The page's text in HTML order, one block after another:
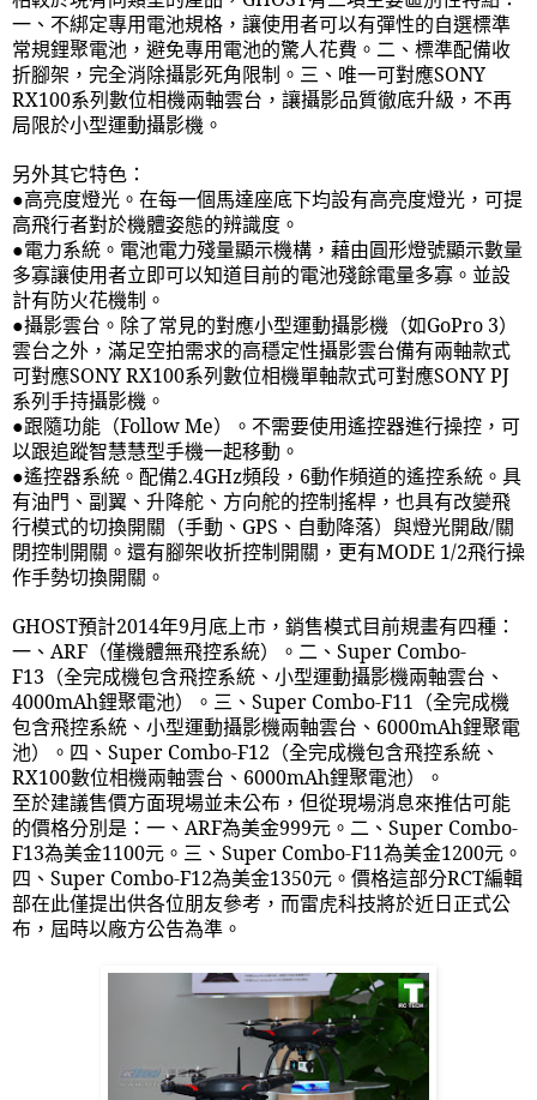
一、不綁定專用電池規格，讓使用者可以有彈性的自選標準
常規鋰聚電池，避免專用電池的驚人花費。二、標準配備收
折腳架，完全消除攝影死角限制。三、唯一可對應SONY
RX100系列數位相機兩軸雲台，讓攝影品質徹底升級，不再
局限於小型運動攝影機。
另外其它特色：
●高亮度燈光。在每一個馬達座底下均設有高亮度燈光，可提
高飛行者對於機體姿態的辨識度。
●電力系統。電池電力殘量顯示機構，藉由圓形燈號顯示數量
多寡讓使用者立即可以知道目前的電池殘餘電量多寡。並設
計有防火花機制。
●攝影雲台。除了常見的對應小型運動攝影機（如GoPro 3）
雲台之外，滿足空拍需求的高穩定性攝影雲台備有兩軸款式
可對應SONY RX100系列數位相機單軸款式可對應SONY PJ
系列手持攝影機。
●跟隨功能（Follow Me）。不需要使用遙控器進行操控，可
以跟追蹤智慧慧型手機一起移動。
●遙控器系統。配備2.4GHz頻段， 6動作頻道的遙控系統。具
有油門、副翼、升降舵、方向舵的控制搖桿，也具有改變飛
行模式的切換開關（手動、 GPS 、自動降落）與燈光開啟/關
閉控制開關。還有腳架收折控制開關，更有MODE 1/2飛行操
作手勢切換開關。
GHOST預計2014年9月底上市，銷售模式目前規畫有四種：
一、 ARF （僅機體無飛控系統）。二、 Super Combo-
F13 （全完成機包含飛控系統、小型運動攝影機兩軸雲台、
4000mAh鋰聚電池）。三、 Super Combo-F11 （全完成機
包含飛控系統、小型運動攝影機兩軸雲台、 6000mAh鋰聚電
池）。四、 Super Combo-F12 （全完成機包含飛控系統、
RX100數位相機兩軸雲台、 6000mAh鋰聚電池）。
至於建議售價方面現場並未公布，但從現場消息來推估可能
的價格分別是：一、 ARF為美金999元。二、 Super Combo-
F13為美金1100元。三、 Super Combo-F11為美金1200元。
四、 Super Combo-F12為美金1350元。價格這部分RCT編輯
部在此僅提出供各位朋友參考，而雷虎科技將於近日正式公
布，屆時以廠方公告為準。